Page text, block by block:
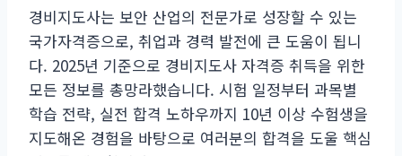
경비지도사는 보안 산업의 전문가로 성장할 수 있는
국가자격증으로, 취업과 경력 발전에 큰 도움이 됩니
다. 2025년 기준으로 경비지도사 자격증 취득을 위한
모든 정보를 총망라했습니다. 시험 일정부터 과목별
학습 전략, 실전 합격 노하우까지 10년 이상 수험생을
지도해온 경험을 바탕으로 여러분의 합격을 도울 핵심